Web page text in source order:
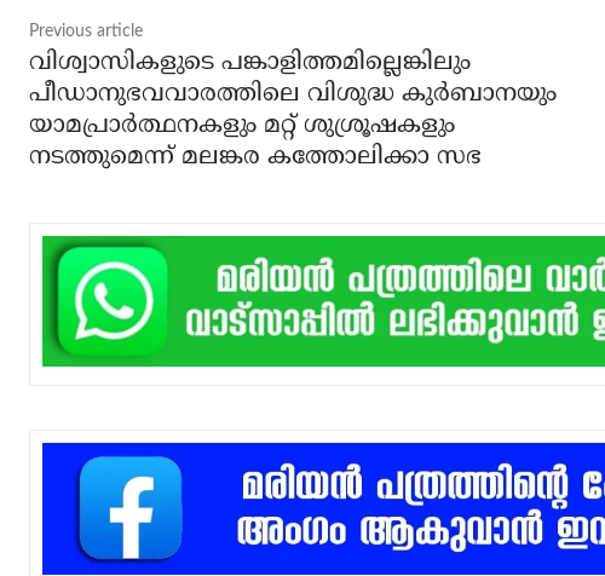
Previous article
വിശ്വാസികളുടെ പങ്കാളിത്തമില്ലെങ്കിലും
പീഡാനുഭവവാരത്തിലെ വിശുദ്ധ കുര്‍ബാനയും
യാമപ്രാര്‍ത്ഥനകളും മറ്റ് ശുശ്രൂഷകളും
നടത്തുമെന്ന് മലങ്കര കത്തോലിക്കാ സഭ